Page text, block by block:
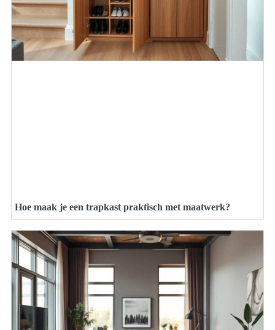
Hoe maak je een trapkast praktisch met maatwerk?